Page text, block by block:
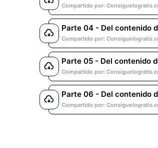
Compartido por:
Parte 04 - Del contenido
Compartido por:
Parte 05 - Del contenido
Compartido por:
Parte 06 - Del contenido
Compartido por: